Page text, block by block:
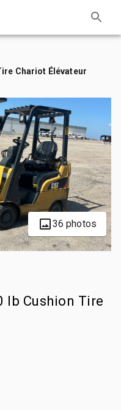
Chariot Élévateur
36 photos
lb Cushion Tire